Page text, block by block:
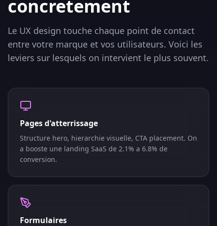
concretement
Le UX design touche chaque point de contact
entre votre marque et vos utilisateurs. Voici les
leviers sur lesquels on intervient le plus souvent.
Pages d'atterrissage
Structure hero, hierarchie visuelle, CTA placement. On
a booste une landing SaaS de 2.1% a 6.8% de
conversion.
Formulaires